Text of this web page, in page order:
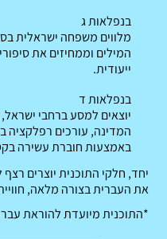
בנפלאות ג
מלווים משפחה ישראלית
המילים וממחיזים את
ייעודית.
בנפלאות ד
יוצאים למסע ברחבי
המדינה, עורכים רפלקציה
באמצעות חוברת עשירה
​יחד, חלקי התוכנית יוצרים
את העברית בצורה מלאה,
*התוכנית מיועדת להוראת